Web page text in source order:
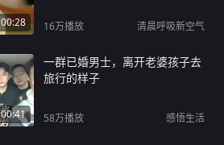
00:28 16万播放 清晨呼吸新空气
00:41
一群已婚男士，离开老婆孩子去
旅行的样子
58万播放 感悟生活